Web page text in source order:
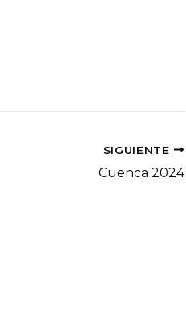
SIGUIENTE
Cuenca 2024